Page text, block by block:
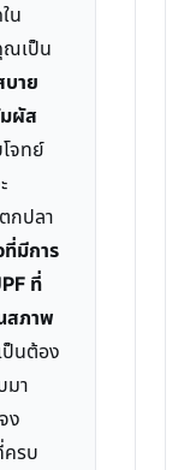
น
ณเป็น
าย
ผัส
จทย์
กปลา
มีการ
ที่
สภาพ
ป็นต้อง
มา
ง
รบ